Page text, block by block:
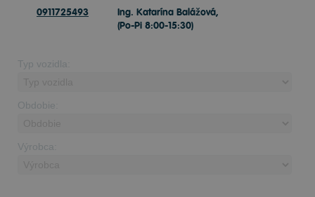
0911725493
Ing. Katarína Balážová,
(Po-Pi 8:00-15:30)
Typ vozidla:
Obdobie:
Výrobca: